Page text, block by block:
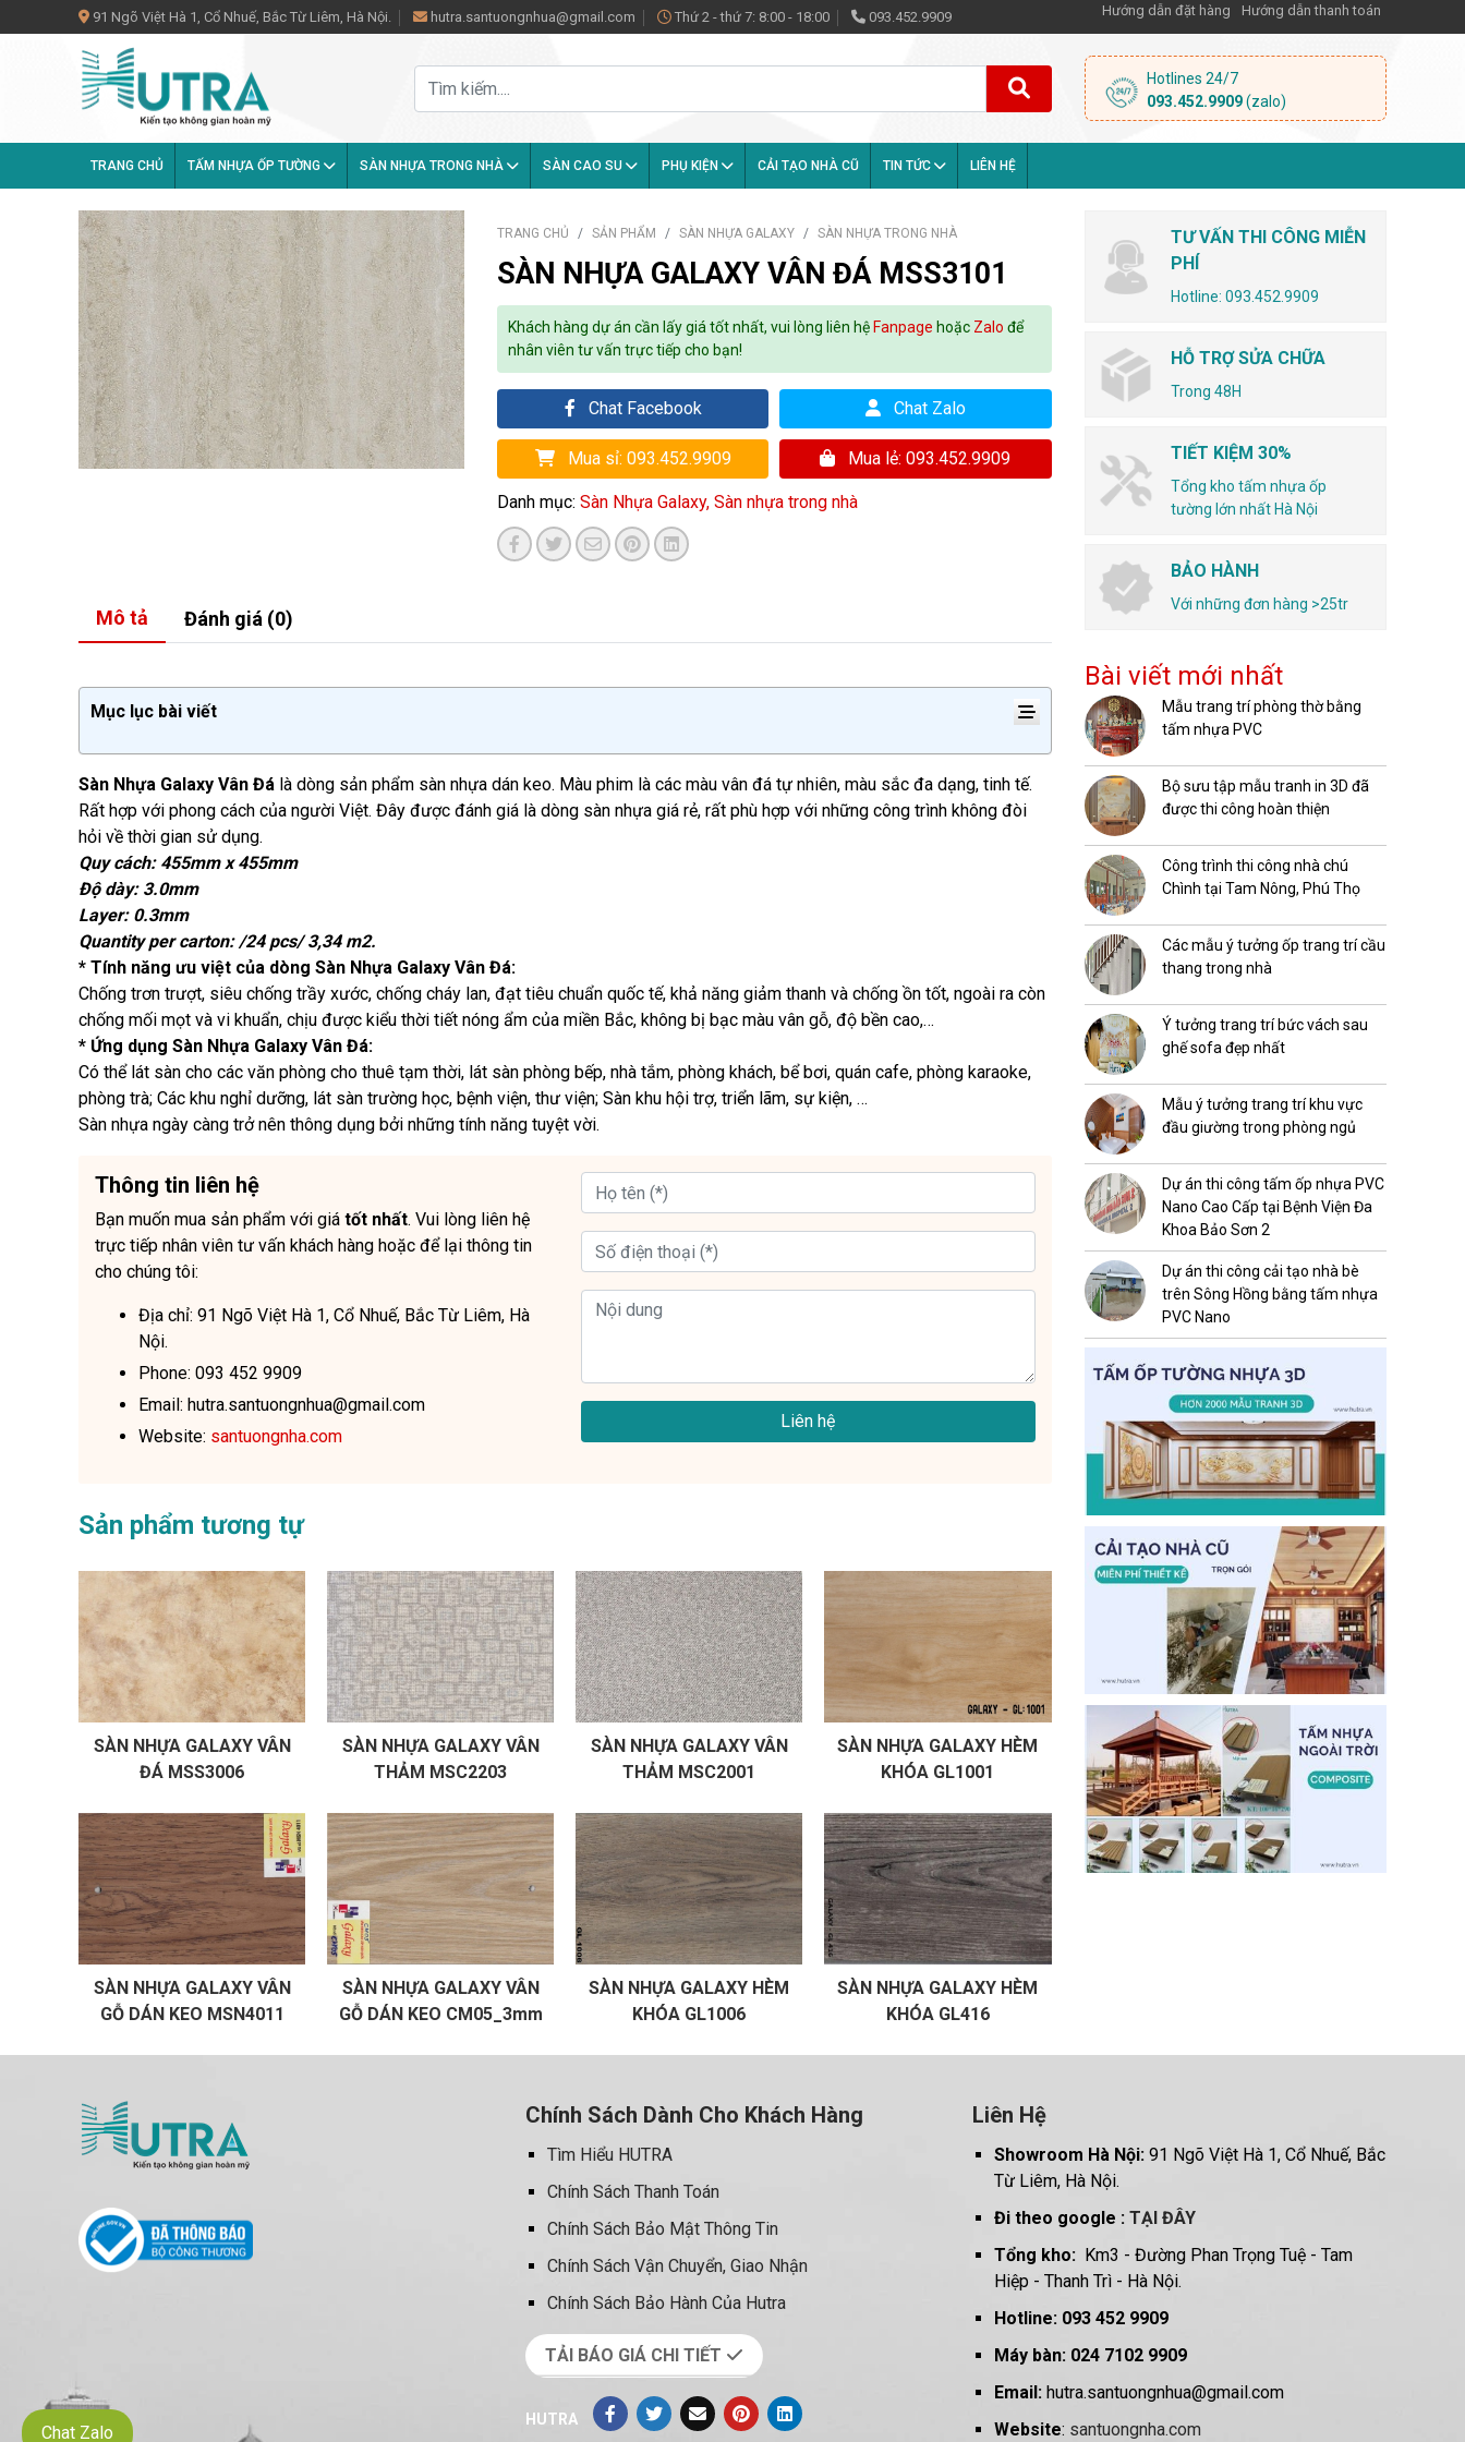
91 Ngõ Việt Hà 1, Cổ Nhuế, Bắc Từ Liêm, Hà Nội. hutra.santuongnhua@gmail.com Thứ 2 - thứ 7: 8:00 - 18:00 093.452.9909 Hướng dẫn đặt hàng Hướng dẫn thanh toán
Hotlines 24/7
093.452.9909(zalo)
TRANG CHỦ TẤM NHỰA ỐP TƯỜNG SÀN NHỰA TRONG NHÀ SÀN CAO SU PHỤ KIỆN CẢI TẠO NHÀ CŨ TIN TỨC LIÊN HỆ
TRANG CHỦ SẢN PHẨM SÀN NHỰA GALAXY SÀN NHỰA TRONG NHÀ
SÀN NHỰA GALAXY VÂN ĐÁ MSS3101
Khách hàng dự án cần lấy giá tốt nhất, vui lòng liên hệ Fanpage hoặc Zalo để
nhân viên tư vấn trực tiếp cho bạn!
Chat Facebook Chat Zalo
Mua sỉ: 093.452.9909 Mua lẻ: 093.452.9909
Danh mục:Sàn Nhựa Galaxy,Sàn nhựa trong nhà
Mô tả Đánh giá (0)
Mục lục bài viết
Sàn Nhựa Galaxy Vân Đá là dòng sản phẩm sàn nhựa dán keo. Màu phim là các màu vân đá tự nhiên, màu sắc đa dạng, tinh tế.
Rất hợp với phong cách của người Việt. Đây được đánh giá là dòng sàn nhựa giá rẻ, rất phù hợp với những công trình không đòi
hỏi về thời gian sử dụng.
Quy cách: 455mm x 455mm
Độ dày: 3.0mm
Layer: 0.3mm
Quantity per carton: /24 pcs/ 3,34 m2.
* Tính năng ưu việt của dòng Sàn Nhựa Galaxy Vân Đá:
Chống trơn trượt, siêu chống trầy xước, chống cháy lan, đạt tiêu chuẩn quốc tế, khả năng giảm thanh và chống ồn tốt, ngoài ra còn
chống mối mọt và vi khuẩn, chịu được kiểu thời tiết nóng ẩm của miền Bắc, không bị bạc màu vân gỗ, độ bền cao,…
* Ứng dụng Sàn Nhựa Galaxy Vân Đá:
Có thể lát sàn cho các văn phòng cho thuê tạm thời, lát sàn phòng bếp, nhà tắm, phòng khách, bể bơi, quán cafe, phòng karaoke,
phòng trà; Các khu nghỉ dưỡng, lát sàn trường học, bệnh viện, thư viện; Sàn khu hội trợ, triển lãm, sự kiện, …
Sàn nhựa ngày càng trở nên thông dụng bởi những tính năng tuyệt vời.
Thông tin liên hệ
Bạn muốn mua sản phẩm với giá tốt nhất. Vui lòng liên hệ
trực tiếp nhân viên tư vấn khách hàng hoặc để lại thông tin
cho chúng tôi:
Địa chỉ: 91 Ngõ Việt Hà 1, Cổ Nhuế, Bắc Từ Liêm, Hà
Nội.
Phone: 093 452 9909
Email: hutra.santuongnhua@gmail.com
Website: santuongnha.com
Liên hệ
Sản phẩm tương tự
SÀN NHỰA GALAXY VÂN
ĐÁ MSS3006
SÀN NHỰA GALAXY VÂN
THẢM MSC2203
SÀN NHỰA GALAXY VÂN
THẢM MSC2001
SÀN NHỰA GALAXY HÈM
KHÓA GL1001
SÀN NHỰA GALAXY VÂN
GỖ DÁN KEO MSN4011
SÀN NHỰA GALAXY VÂN
GỖ DÁN KEO CM05_3mm
SÀN NHỰA GALAXY HÈM
KHÓA GL1006
SÀN NHỰA GALAXY HÈM
KHÓA GL416
TƯ VẤN THI CÔNG MIỄN
PHÍ
Hotline: 093.452.9909
HỖ TRỢ SỬA CHỮA
Trong 48H
TIẾT KIỆM 30%
Tổng kho tấm nhựa ốp
tường lớn nhất Hà Nội
BẢO HÀNH
Với những đơn hàng >25tr
Bài viết mới nhất
Mẫu trang trí phòng thờ bằng
tấm nhựa PVC
Bộ sưu tập mẫu tranh in 3D đã
được thi công hoàn thiện
Công trình thi công nhà chú
Chình tại Tam Nông, Phú Thọ
Các mẫu ý tưởng ốp trang trí cầu
thang trong nhà
Ý tưởng trang trí bức vách sau
ghế sofa đẹp nhất
Mẫu ý tưởng trang trí khu vực
đầu giường trong phòng ngủ
Dự án thi công tấm ốp nhựa PVC
Nano Cao Cấp tại Bệnh Viện Đa
Khoa Bảo Sơn 2
Dự án thi công cải tạo nhà bè
trên Sông Hồng bằng tấm nhựa
PVC Nano
Chính Sách Dành Cho Khách Hàng
Tìm Hiểu HUTRA
Chính Sách Thanh Toán
Chính Sách Bảo Mật Thông Tin
Chính Sách Vận Chuyển, Giao Nhận
Chính Sách Bảo Hành Của Hutra
TẢI BÁO GIÁ CHI TIẾT
HUTRA
Liên Hệ
Showroom Hà Nội: 91 Ngõ Việt Hà 1, Cổ Nhuế, Bắc
Từ Liêm, Hà Nội.
Đi theo google : TẠI ĐÂY
Tổng kho: Km3 - Đường Phan Trọng Tuệ - Tam
Hiệp - Thanh Trì - Hà Nội.
Hotline: 093 452 9909
Máy bàn: 024 7102 9909
Email: hutra.santuongnhua@gmail.com
Website: santuongnha.com
Chat Zalo